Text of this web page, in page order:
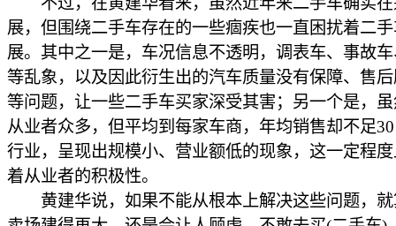
展，但围绕二手车存在的一些痼疾也一直困扰着二
展。其中之一是，车况信息不透明，调表车、事故
等乱象，以及因此衍生出的汽车质量没有保障、售
等问题，让一些二手车买家深受其害；另一个是，
从业者众多，但平均到每家车商，年均销售却不足
行业，呈现出规模小、营业额低的现象，这一定程
着从业者的积极性。
黄建华说，如果不能从根本上解决这些问题，就